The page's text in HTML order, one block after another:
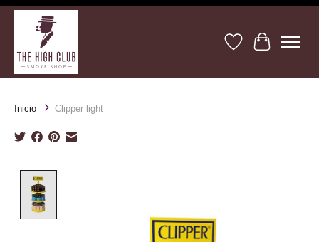
Lista de deseos
Cesta
Inicio Clipper light